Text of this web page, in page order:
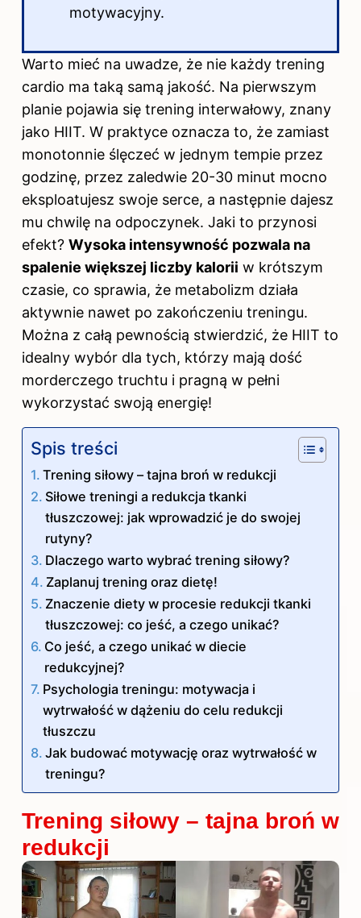
motywacyjny.
Warto mieć na uwadze, że nie każdy trening
cardio ma taką samą jakość. Na pierwszym
planie pojawia się trening interwałowy, znany
jako HIIT. W praktyce oznacza to, że zamiast
monotonnie ślęczeć w jednym tempie przez
godzinę, przez zaledwie 20-30 minut mocno
eksploatujesz swoje serce, a następnie dajesz
mu chwilę na odpoczynek. Jaki to przynosi
efekt? Wysoka intensywność pozwala na
spalenie większej liczby kalorii w krótszym
czasie, co sprawia, że metabolizm działa
aktywnie nawet po zakończeniu treningu.
Można z całą pewnością stwierdzić, że HIIT to
idealny wybór dla tych, którzy mają dość
morderczego truchtu i pragną w pełni
wykorzystać swoją energię!
Spis treści
Trening siłowy – tajna broń w redukcji
Siłowe treningi a redukcja tkanki
tłuszczowej: jak wprowadzić je do swojej
rutyny?
Dlaczego warto wybrać trening siłowy?
Zaplanuj trening oraz dietę!
Znaczenie diety w procesie redukcji tkanki
tłuszczowej: co jeść, a czego unikać?
Co jeść, a czego unikać w diecie
redukcyjnej?
Psychologia treningu: motywacja i
wytrwałość w dążeniu do celu redukcji
tłuszczu
Jak budować motywację oraz wytrwałość w
treningu?
Trening siłowy – tajna broń w
redukcji